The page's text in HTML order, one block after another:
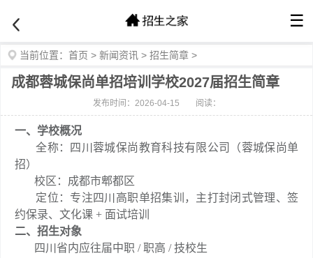
☰
当前位置： 首页 > 新闻资讯 > 招生简章 >
成都蓉城保尚单招培训学校2027届招生简章
发布时间：2026-04-15 阅读：
一、学校概况
全称：四川蓉城保尚教育科技有限公司（蓉城保尚单
招）
校区：成都市郫都区
定位：专注四川高职单招集训，主打封闭式管理、签
约保录、文化课 + 面试培训
二、招生对象
四川省内应往届中职 / 职高 / 技校生